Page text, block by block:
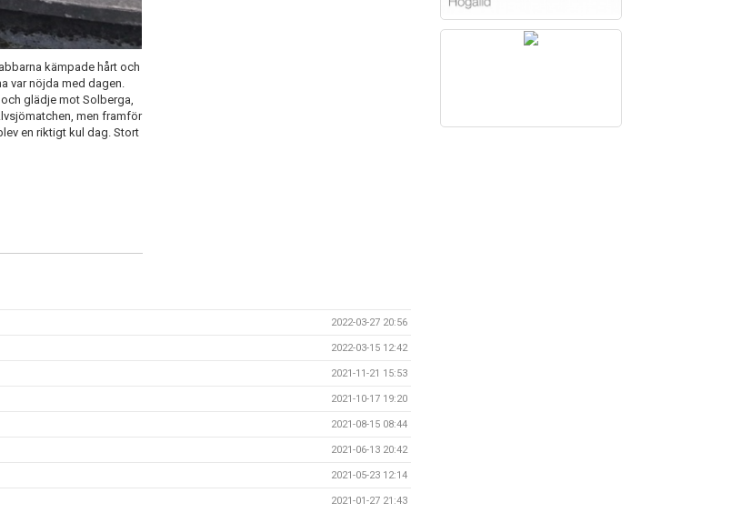
kämpade hårt och
var nöjda med dagen.
glädje mot Solberga,
men framför
en riktigt kul dag. Stort
2022-03-27 20:56
2022-03-15 12:42
2021-11-21 15:53
2021-10-17 19:20
2021-08-15 08:44
2021-06-13 20:42
2021-05-23 12:14
2021-01-27 21:43